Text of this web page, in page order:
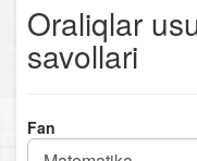
Oraliqlar
savollari
Fan